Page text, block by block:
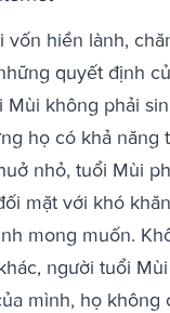
vốn hiền lành,
quyết định
Mùi không phải
họ có khả năng
nhỏ, tuổi Mùi
mặt với khó
mong muốn.
người tuổi
mình, họ không